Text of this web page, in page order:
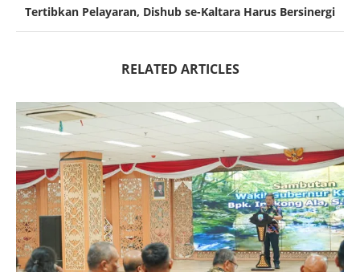
Tertibkan Pelayaran, Dishub se-Kaltara Harus Bersinergi
RELATED ARTICLES